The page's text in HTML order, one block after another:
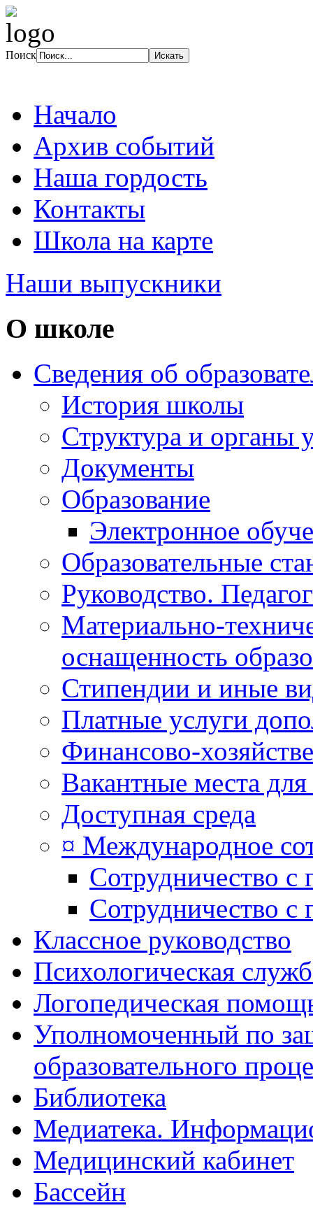
Поиск
Начало
Архив событий
Наша гордость
Контакты
Школа на карте
Наши выпускники
О школе
Сведения об
История школы
Структура и органы
Документы
Образование
Электронное
Образовательные
Руководство.
Материально-
оснащенность
Стипендии и иные
Платные услуги
Финансово-
Вакантные места для
Доступная среда
¤ Международное
Сотрудничество
Сотрудничество с
Классное руководство
Психологическая
Логопедическая
Уполномоченный по
образовательного
Библиотека
Медиатека.
Медицинский кабинет
Бассейн